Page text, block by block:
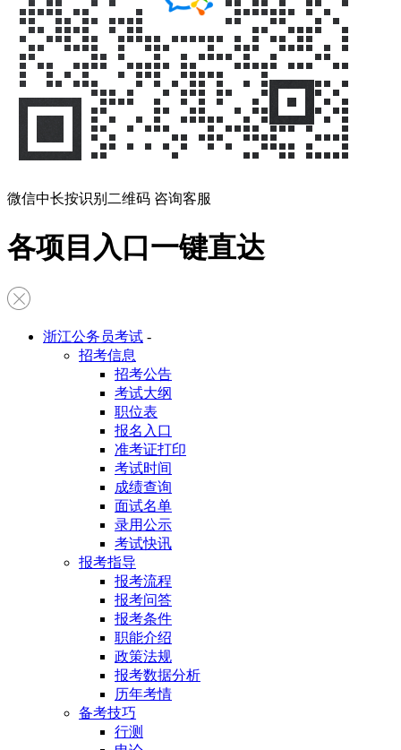
微信中长按识别二维码 咨询客服
各项目入口一键直达
浙江公务员考试 -
招考信息
招考公告
考试大纲
职位表
报名入口
准考证打印
考试时间
成绩查询
面试名单
录用公示
考试快讯
报考指导
报考流程
报考问答
报考条件
职能介绍
政策法规
报考数据分析
历年考情
备考技巧
行测